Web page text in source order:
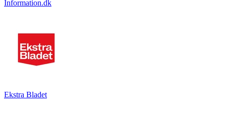
Information.dk
Ekstra Bladet